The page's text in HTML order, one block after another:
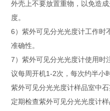
外壳上不要放置重物，以免造
度。
6）紫外可见分光光度计工作时
准确性。
7）紫外可见分光光度计使用时
议每周开机1-2次，每次约半小
紫外可见分光光度计样品室中
定期检查紫外可见分光光度计